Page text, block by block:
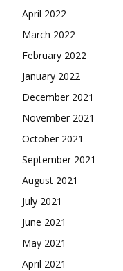
April 2022
March 2022
February 2022
January 2022
December 2021
November 2021
October 2021
September 2021
August 2021
July 2021
June 2021
May 2021
April 2021